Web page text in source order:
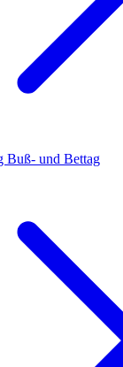
Buß- und Bettag